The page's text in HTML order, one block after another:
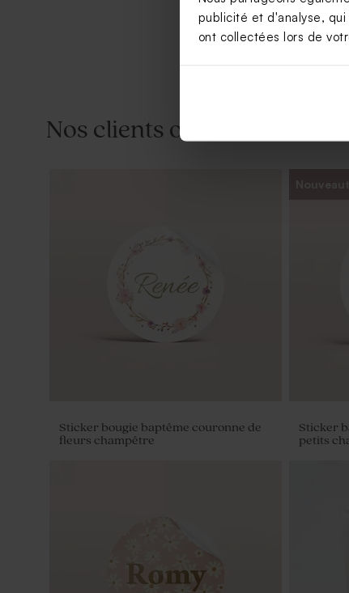
publicité et d'analyse,
ont collectées lors de
Pot en
Nos clients ont aussi aimé...
Sticker bougie baptême couronne de
fleurs champêtre
Sticker
petits